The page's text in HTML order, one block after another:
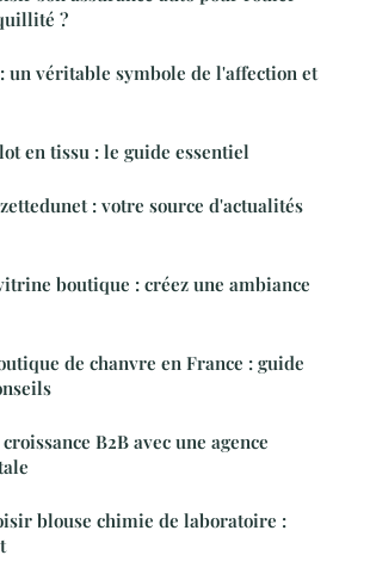
?
un véritable symbole de l'affection et
en tissu : le guide essentiel
: votre source d'actualités
boutique : créez une ambiance
de chanvre en France : guide
B2B avec une agence
blouse chimie de laboratoire :